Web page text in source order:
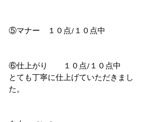
⑤マナー　１０点/１０点中
⑥仕上がり　　１０点/１０点中
とても丁寧に仕上げていただきまし
た。